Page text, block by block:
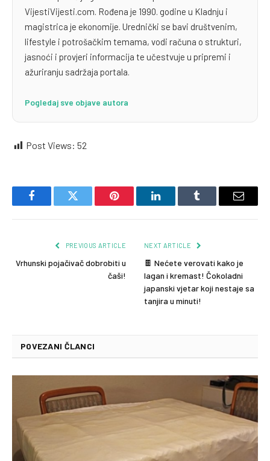
VijestiVijesti.com. Rođena je 1990. godine u Kladnju i
magistrica je ekonomije. Urednički se bavi društvenim,
lifestyle i potrošačkim temama, vodi računa o strukturi,
jasnoći i provjeri informacija te učestvuje u pripremi i
ažuriranju sadržaja portala.
Pogledaj sve objave autora
Post Views: 52
FacebookTwitter Pinterest LinkedInTumblr Email
PREVIOUS ARTICLE
Vrhunski pojačivač dobrobiti u
čaši!
NEXT ARTICLE
🍫 Nećete verovati kako je
lagan i kremast! Čokoladni
japanski vjetar koji nestaje sa
tanjira u minuti!
POVEZANI ČLANCI